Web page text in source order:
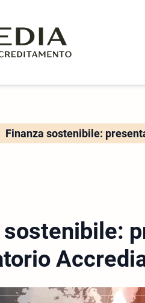
Finanza sostenibile:
sostenibile: